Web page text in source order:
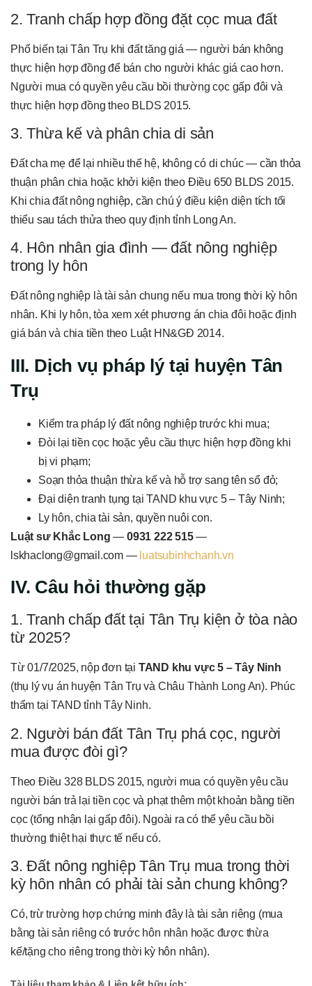
2. Tranh chấp hợp đồng đặt cọc mua đất
Phổ biến tại Tân Trụ khi đất tăng giá — người bán không
thực hiện hợp đồng để bán cho người khác giá cao hơn.
Người mua có quyền yêu cầu bồi thường cọc gấp đôi và
thực hiện hợp đồng theo BLDS 2015.
3. Thừa kế và phân chia di sản
Đất cha mẹ để lại nhiều thế hệ, không có di chúc — cần thỏa
thuận phân chia hoặc khởi kiện theo Điều 650 BLDS 2015.
Khi chia đất nông nghiệp, cần chú ý điều kiện diện tích tối
thiểu sau tách thửa theo quy định tỉnh Long An.
4. Hôn nhân gia đình — đất nông nghiệp
trong ly hôn
Đất nông nghiệp là tài sản chung nếu mua trong thời kỳ hôn
nhân. Khi ly hôn, tòa xem xét phương án chia đôi hoặc định
giá bán và chia tiền theo Luật HN&GĐ 2014.
III. Dịch vụ pháp lý tại huyện Tân
Trụ
Kiểm tra pháp lý đất nông nghiệp trước khi mua;
Đòi lại tiền cọc hoặc yêu cầu thực hiện hợp đồng khi
bị vi phạm;
Soạn thỏa thuận thừa kế và hỗ trợ sang tên sổ đỏ;
Đại diện tranh tụng tại TAND khu vực 5 – Tây Ninh;
Ly hôn, chia tài sản, quyền nuôi con.
Luật sư Khắc Long —0931 222 515—
lskhaclong@gmail.com — luatsubinhchanh.vn
IV. Câu hỏi thường gặp
1. Tranh chấp đất tại Tân Trụ kiện ở tòa nào
từ 2025?
Từ 01/7/2025, nộp đơn tại TAND khu vực 5 – Tây Ninh
(thụ lý vụ án huyện Tân Trụ và Châu Thành Long An). Phúc
thẩm tại TAND tỉnh Tây Ninh.
2. Người bán đất Tân Trụ phá cọc, người
mua được đòi gì?
Theo Điều 328 BLDS 2015, người mua có quyền yêu cầu
người bán trả lại tiền cọc và phạt thêm một khoản bằng tiền
cọc (tổng nhận lại gấp đôi). Ngoài ra có thể yêu cầu bồi
thường thiệt hại thực tế nếu có.
3. Đất nông nghiệp Tân Trụ mua trong thời
kỳ hôn nhân có phải tài sản chung không?
Có, trừ trường hợp chứng minh đây là tài sản riêng (mua
bằng tài sản riêng có trước hôn nhân hoặc được thừa
kế/tặng cho riêng trong thời kỳ hôn nhân).